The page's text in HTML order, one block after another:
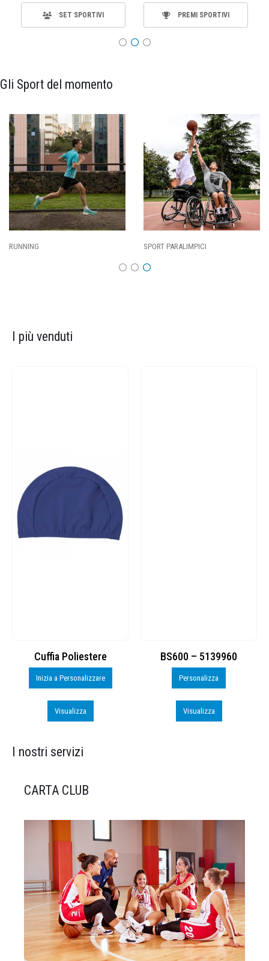
SET SPORTIVI PREMI SPORTIVI
Gli Sport del momento
RUNNING SPORT PARALIMPICI
I più venduti
Cuffia Poliestere
Inizia a Personalizzare
Visualizza
BS600 – 5139960
Personalizza
Visualizza
I nostri servizi
CARTA CLUB